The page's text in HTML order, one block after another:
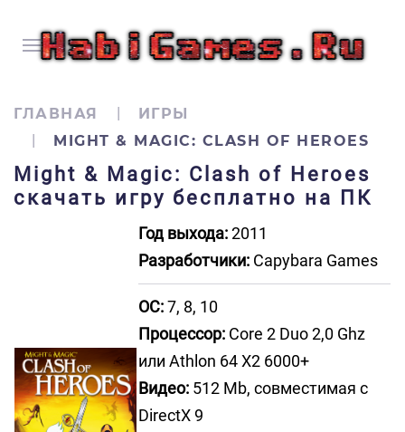
ГЛАВНАЯ
ИГРЫ
MIGHT & MAGIC: CLASH OF HEROES
Might & Magic: Clash of Heroes
скачать игру бесплатно на ПК
Год выхода:2011
Разработчики: Capybara Games
ОС:7, 8, 10
Процессор: Core 2 Duo 2,0 Ghz
или Athlon 64 X2 6000+
Видео: 512 Mb, совместимая с
DirectX 9